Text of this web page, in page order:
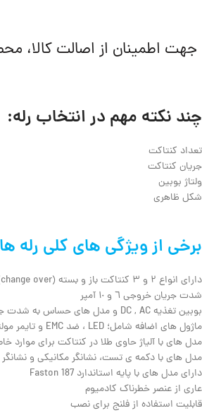
جهت اطمینان از اصالت کالا،
چند نکته مهم در انتخاب رله:
تعداد کنتاکت
جریان کنتاکت
ولتاژ بوبین
شکل ظاهری
برخی از ویژگی های کلی رله
دارای انواع ٢ و ٣ کنتاکت باز و بسته (change over)
شدت جریان خروجی ٦ و ١٠ آمپر
بوبین تغذیه DC , AC و مدل های حساس به شدت جریان
ماژول های اضافه شامل؛ LED ، ضد EMC و تایمر مولتی فانکشن
مدل های با آلیاژ حاوی طلا در کنتاکت برای موارد
مدل های با دکمه ی تست، نشانگر مکانیکی و نشانگر LED
دارای مدل های با پایه استاندارد Faston 187
عاری از عنصر خطرناک کادمیوم
قابلیت استفاده از فلنج برای نصب